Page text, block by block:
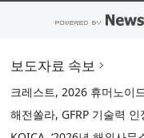
보도자료 속보